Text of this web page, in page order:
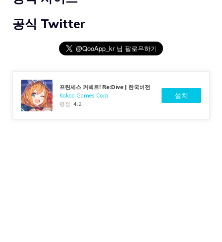
공식 Twitter
프린세스 커넥트! Re:Dive | 한국버전
Kakao Games Corp.
평점:4.2
설치